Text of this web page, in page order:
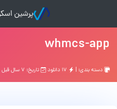
پرشین
whmcs-app
دسته بندی: | تاریخ: ۷ سال قبل